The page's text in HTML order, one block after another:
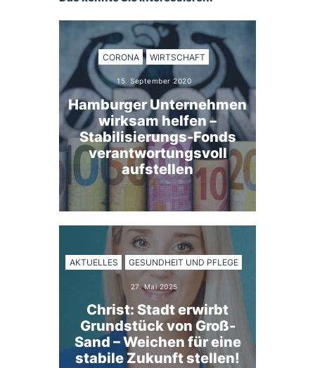
CORONA WIRTSCHAFT
15. September 2020
Hamburger Unternehmen
wirksam helfen –
Stabilisierungs-Fonds
verantwortungsvoll
aufstellen
AKTUELLES GESUNDHEIT UND PFLEGE
27. Mai 2025
Christ: Stadt erwirbt
Grundstück von Groß-
Sand – Weichen für eine
stabile Zukunft stellen!